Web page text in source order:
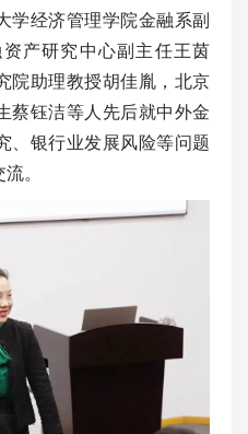
学经济管理学院金融系副
产研究中心副主任王茵
院助理教授胡佳胤，北京
蔡钰洁等人先后就中外金
、银行业发展风险等问题
。